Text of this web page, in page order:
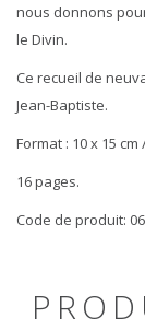
nous donnons
le Divin.
Ce recueil de
Jean-Baptiste.
Format : 10 x 15 cm
16 pages.
Code de produit: